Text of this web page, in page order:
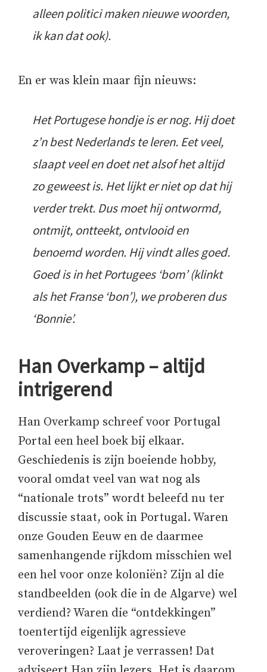
alleen politici maken nieuwe woorden,
ik kan dat ook).
En er was klein maar fijn nieuws:
Het Portugese hondje is er nog. Hij doet
z’n best Nederlands te leren. Eet veel,
slaapt veel en doet net alsof het altijd
zo geweest is. Het lijkt er niet op dat hij
verder trekt. Dus moet hij ontwormd,
ontmijt, ontteekt, ontvlooid en
benoemd worden. Hij vindt alles goed.
Goed is in het Portugees ‘bom’ (klinkt
als het Franse ‘bon’), we proberen dus
‘Bonnie’.
Han Overkamp – altijd
intrigerend
Han Overkamp schreef voor Portugal
Portal een heel boek bij elkaar.
Geschiedenis is zijn boeiende hobby,
vooral omdat veel van wat nog als
“nationale trots” wordt beleefd nu ter
discussie staat, ook in Portugal. Waren
onze Gouden Eeuw en de daarmee
samenhangende rijkdom misschien wel
een hel voor onze koloniën? Zijn al die
standbeelden (ook die in de Algarve) wel
verdiend? Waren die “ontdekkingen”
toentertijd eigenlijk agressieve
veroveringen? Laat je verrassen! Dat